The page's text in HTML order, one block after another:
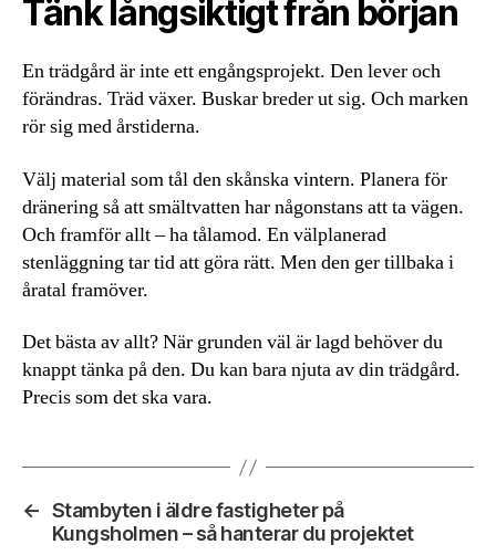
Tänk långsiktigt från början
En trädgård är inte ett engångsprojekt. Den lever och
förändras. Träd växer. Buskar breder ut sig. Och marken
rör sig med årstiderna.
Välj material som tål den skånska vintern. Planera för
dränering så att smältvatten har någonstans att ta vägen.
Och framför allt – ha tålamod. En välplanerad
stenläggning tar tid att göra rätt. Men den ger tillbaka i
åratal framöver.
Det bästa av allt? När grunden väl är lagd behöver du
knappt tänka på den. Du kan bara njuta av din trädgård.
Precis som det ska vara.
← Stambyten i äldre fastigheter på
Kungsholmen – så hanterar du projektet